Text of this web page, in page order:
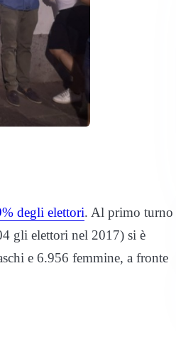
degli elettori. Al primo turno
gli elettori nel 2017) si è
e 6.956 femmine, a fronte